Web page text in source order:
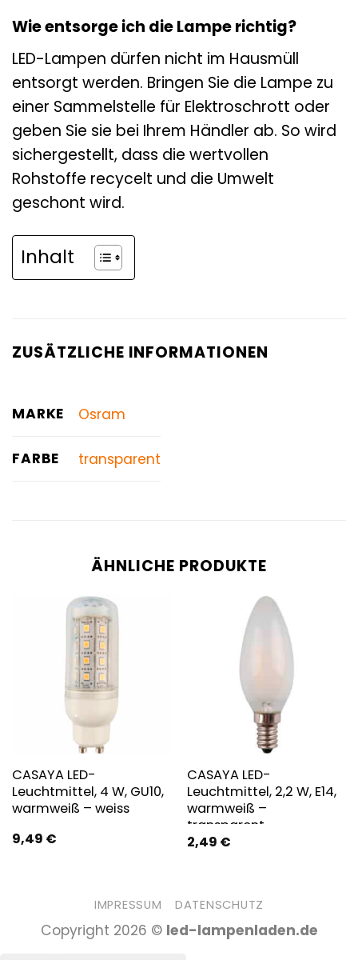
Wie entsorge ich die Lampe richtig?
LED-Lampen dürfen nicht im Hausmüll
entsorgt werden. Bringen Sie die Lampe zu
einer Sammelstelle für Elektroschrott oder
geben Sie sie bei Ihrem Händler ab. So wird
sichergestellt, dass die wertvollen
Rohstoffe recycelt und die Umwelt
geschont wird.
Inhalt
ZUSÄTZLICHE INFORMATIONEN
MARKE Osram
FARBE transparent
ÄHNLICHE PRODUKTE
CASAYA LED-
Leuchtmittel, 4 W, GU10,
warmweiß – weiss
9,49 €
CASAYA LED-
Leuchtmittel, 2,2 W, E14,
warmweiß –
transparent
2,49 €
IMPRESSUM DATENSCHUTZ
Copyright 2026 © led-lampenladen.de